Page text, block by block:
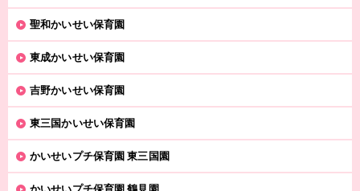
聖和かいせい保育園
東成かいせい保育園
吉野かいせい保育園
東三国かいせい保育園
かいせいプチ保育園 東三国園